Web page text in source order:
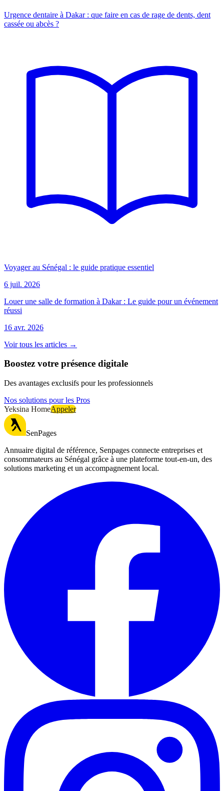
Urgence dentaire à Dakar : que faire en cas de rage de dents, dent
cassée ou abcès ?
Voyager au Sénégal : le guide pratique essentiel
6 juil. 2026
Louer une salle de formation à Dakar : Le guide pour un événement
réussi
16 avr. 2026
Voir tous les articles →
Boostez votre présence digitale
Des avantages exclusifs pour les professionnels
Nos solutions pour les Pros
Yeksina HomeAppeler
SenPages
Annuaire digital de référence, Senpages connecte entreprises et
consommateurs au Sénégal grâce à une plateforme tout-en-un, des
solutions marketing et un accompagnement local.